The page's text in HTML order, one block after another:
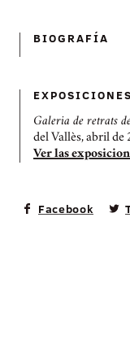
BIOGRAFÍ­A
EXPOSICIONES
Galeria de retrats
del Vallès, abril de
Ver las
Facebook